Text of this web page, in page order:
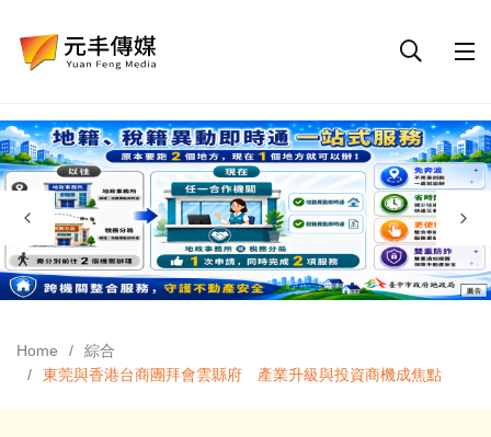
Home
綜合
東莞與香港台商團拜會雲縣府 產業升級與投資商機成焦點